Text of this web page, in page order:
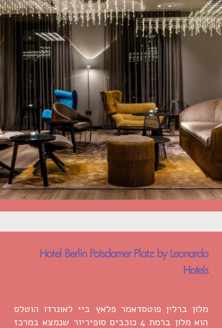
Hotel Berlin Potsdamer Platz by Leonardo
Hotels
מלון ברלין פוטסדאמר פלאץ ביי לאונרדו הוטלס
הוא מלון ברמת 4 כוכבים סופיריור שנמצא במרכז